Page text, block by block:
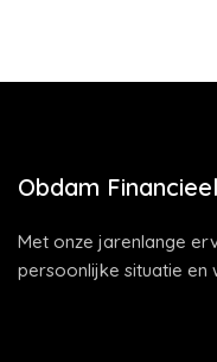
Obdam
Met onze jarenlange
persoonlijke situatie en